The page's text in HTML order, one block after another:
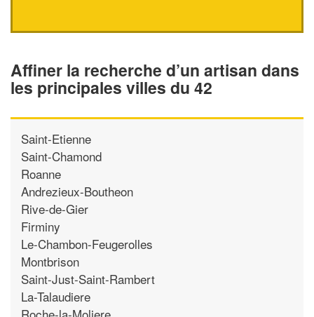
Affiner la recherche d’un artisan dans
les principales villes du 42
Saint-Etienne
Saint-Chamond
Roanne
Andrezieux-Boutheon
Rive-de-Gier
Firminy
Le-Chambon-Feugerolles
Montbrison
Saint-Just-Saint-Rambert
La-Talaudiere
Roche-la-Moliere